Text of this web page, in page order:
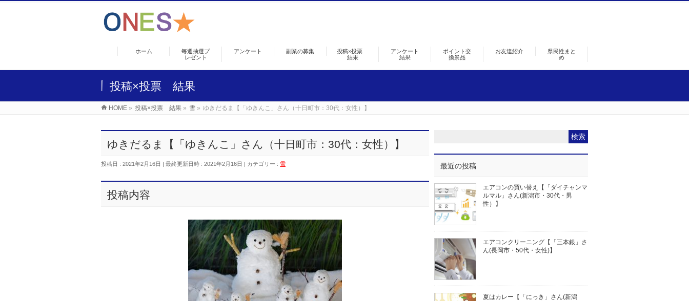
ホーム
毎週抽選プ
レゼント
アンケート 副業の募集
投稿×投票
結果
アンケート
結果
ポイント交
換景品
お友達紹介
県民性まと
め
投稿×投票 結果
HOME » 投稿×投票 結果 » 雪 » ゆきだるま【「ゆきんこ」さん（十日町市：30代：女性）】
ゆきだるま【「ゆきんこ」さん（十日町市：30代：女性）】
投稿日 : 2021年2月16日 最終更新日時 : 2021年2月16日 カテゴリー : 雪
投稿内容
最近の投稿
エアコンの買い替え【「ダイチャンマ
ルマル」さん(新潟市・30代・男
性）】
エアコンクリーニング【「三本銀」さ
ん(長岡市・50代・女性)】
夏はカレー【「にっき」さん(新潟